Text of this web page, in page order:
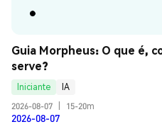
Guia Morpheus: O que é,
serve?
Iniciante
IA
2026-08-07
15-20m
2026-08-07